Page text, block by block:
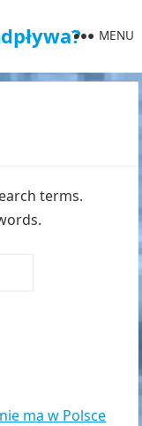
MENU
terms.
ma w Polsce